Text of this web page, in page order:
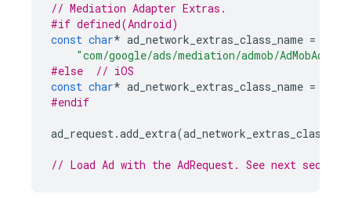
// Mediation Adapter Extras.
#if defined(Android)
const char* ad_network_extras_class_name =
"com/google/ads/mediation/admob/
#else
// iOS
const char* ad_network_extras_class_name =
#endif
ad_request.add_extra(
// Load Ad with the AdRequest. See next